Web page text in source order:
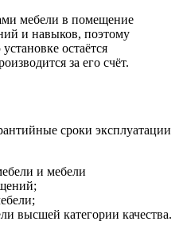
мебели в помещение
и навыков, поэтому
остаётся
за его счёт.
сроки эксплуатации
и мебели
высшей категории качества.